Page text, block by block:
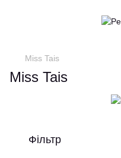
Miss Tais
Miss Tais
Фільтр